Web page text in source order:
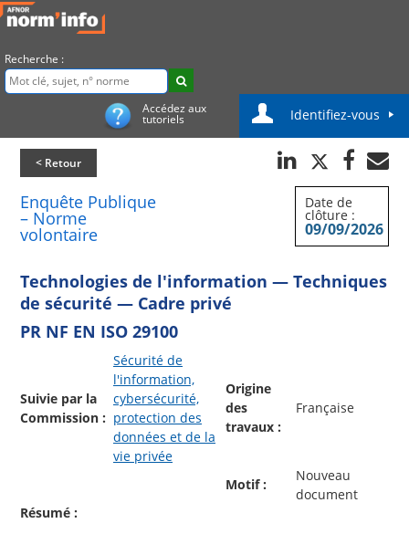
Recherche :
Accédez aux
tutoriels Identifiez-vous
< Retour
Enquête Publique
– Norme
volontaire
Date de
clôture :
09/09/2026
Technologies de l'information — Techniques
de sécurité — Cadre privé
PR NF EN ISO 29100
Suivie par la
Commission :
Sécurité de
l'information,
cybersécurité,
protection des
données et de la
vie privée
Origine
des
travaux :
Française
Motif :
Nouveau
document
Résumé :